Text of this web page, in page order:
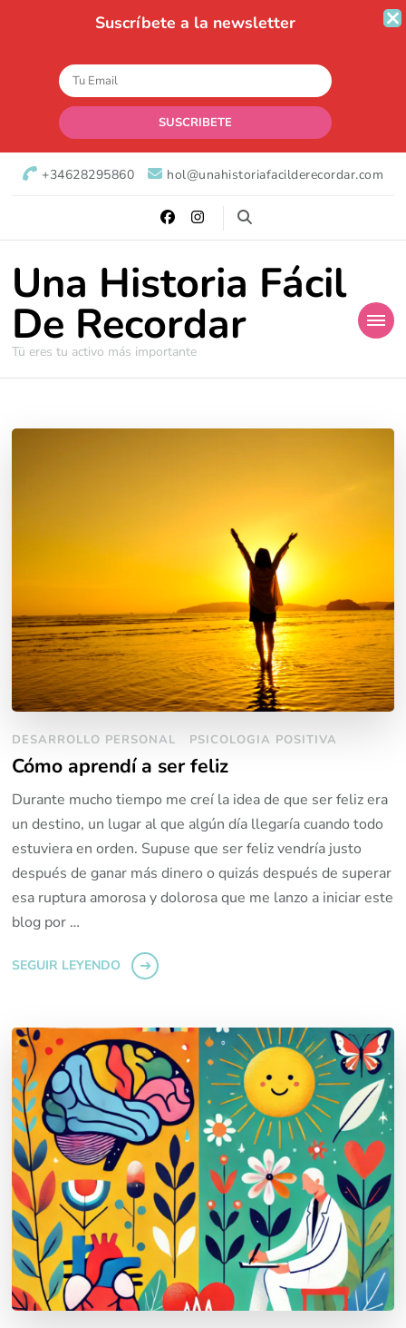
Suscríbete a la newsletter
+34628295860 hol@unahistoriafacilderecordar.com
Una Historia Fácil
De Recordar
Tü eres tu activo más importante
DESARROLLO PERSONAL PSICOLOGIA POSITIVA
Cómo aprendí a ser feliz
Durante mucho tiempo me creí la idea de que ser feliz era
un destino, un lugar al que algún día llegaría cuando todo
estuviera en orden. Supuse que ser feliz vendría justo
después de ganar más dinero o quizás después de superar
esa ruptura amorosa y dolorosa que me lanzo a iniciar este
blog por …
SEGUIR LEYENDO